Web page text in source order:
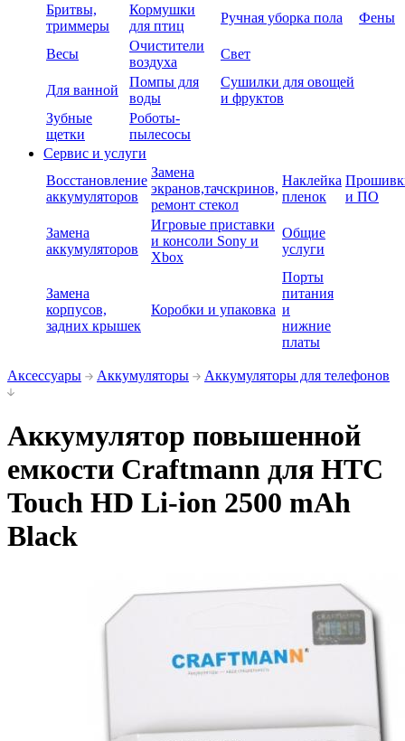
Бритвы,
триммеры
Кормушки
для птиц
Ручная уборка пола Фены
Весы
Очистители
воздуха
Свет
Для ванной
Помпы для
воды
Сушилки для овощей
и фруктов
Зубные
щетки
Роботы-
пылесосы
Сервис и услуги
Восстановление
аккумуляторов
Замена
экранов,тачскринов,
ремонт стекол
Наклейка
пленок
и ПО
Замена
аккумуляторов
Игровые приставки
и консоли Sony и
Xbox
Общие
услуги
Замена
корпусов,
задних крышек
Коробки и упаковка
Порты
питания
и
нижние
платы
Аксессуары Аккумуляторы Аккумуляторы для телефонов
Аккумулятор повышенной
емкости Craftmann для HTC
Touch HD Li-ion 2500 mAh
Black